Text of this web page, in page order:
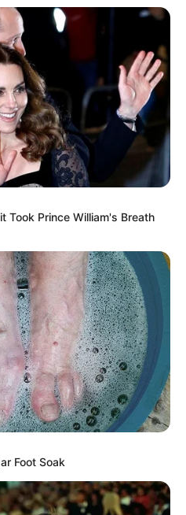
Took Prince William's Breath
Foot Soak